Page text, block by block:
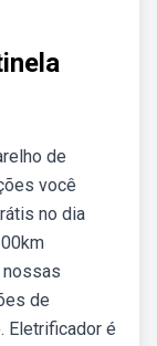
de
você
no dia
de
Eletrificador é